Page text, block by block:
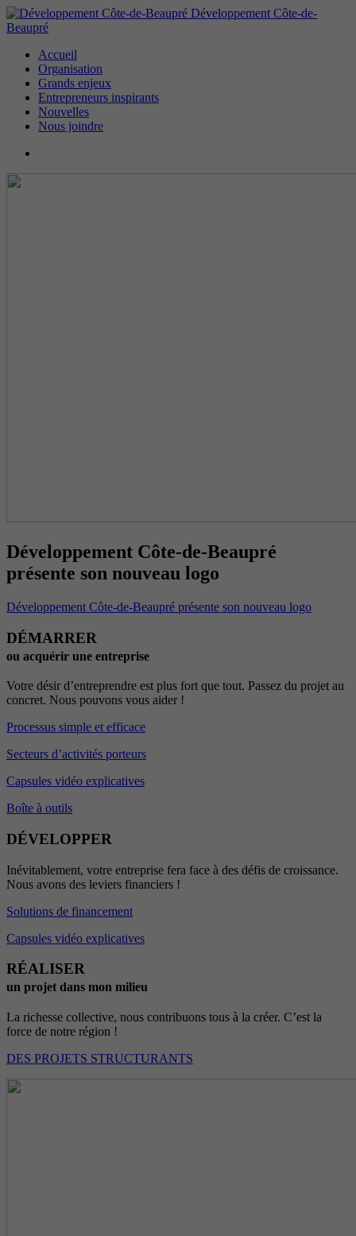
Développement Côte-de-
Beaupré
Accueil
Organisation
Grands enjeux
Entrepreneurs inspirants
Nouvelles
Nous joindre
Développement Côte-de-Beaupré
présente son nouveau logo
Développement Côte-de-Beaupré présente son nouveau logo
DÉMARRER
ou acquérir une entreprise
Votre désir d’entreprendre est plus fort que tout. Passez du projet au
concret. Nous pouvons vous aider !
Processus simple et efficace
Secteurs d’activités porteurs
Capsules vidéo explicatives
Boîte à outils
DÉVELOPPER
Inévitablement, votre entreprise fera face à des défis de croissance.
Nous avons des leviers financiers !
Solutions de financement
Capsules vidéo explicatives
RÉALISER
un projet dans mon milieu
La richesse collective, nous contribuons tous à la créer. C’est la
force de notre région !
DES PROJETS STRUCTURANTS